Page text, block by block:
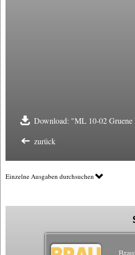
Download: "ML 10-02 Gruene
zurück
Einzelne Ausgaben durchsuchen